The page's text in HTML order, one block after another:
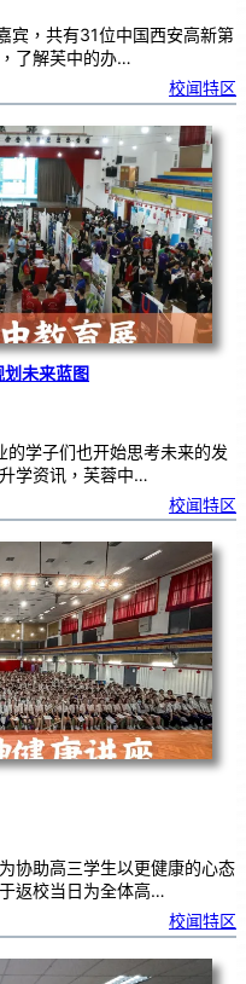
宾，共有31位中国西安高新第
了解芙中的办…
校闻特区
未来蓝图
学子们也开始思考未来的发
学资讯，芙蓉中…
校闻特区
协助高三学生以更健康的心态
返校当日为全体高…
校闻特区